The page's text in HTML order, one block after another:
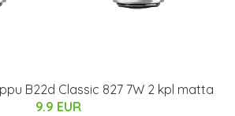
B22d Classic 827 7W 2 kpl matta
9.9 EUR